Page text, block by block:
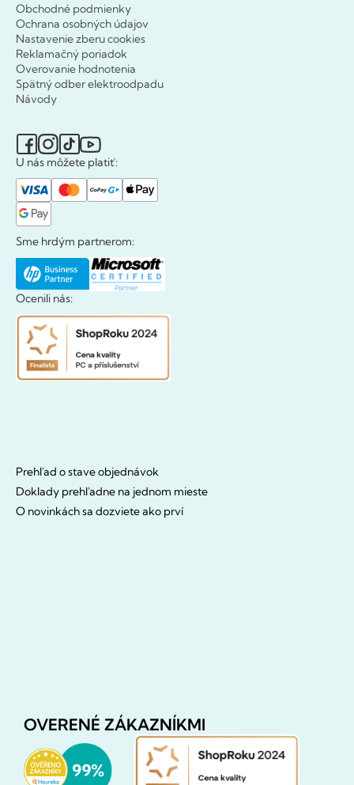
Obchodné podmienky
Ochrana osobných údajov
Nastavenie zberu cookies
Reklamačný poriadok
Overovanie hodnotenia
Spätný odber elektroodpadu
Návody
U nás môžete platiť:
Sme hrdým partnerom:
Ocenili nás:
Prehľad o stave objednávok
Doklady prehľadne na jednom mieste
O novinkách sa dozviete ako prví
OVERENÉ ZÁKAZNÍKMI